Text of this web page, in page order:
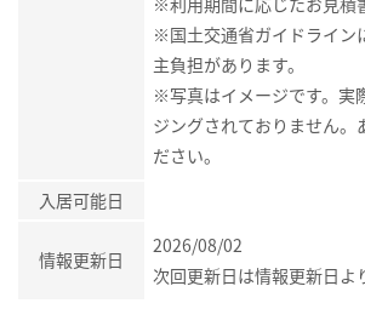
※国土交通省ガイドライン
主負担があります。
※写真はイメージです。実
ジングされておりません。
ださい。
入居可能日
情報更新日
2026/08/02
次回更新日は情報更新日よ